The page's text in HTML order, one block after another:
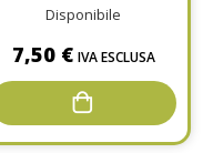
Disponibile
7,50 € IVA ESCLUSA